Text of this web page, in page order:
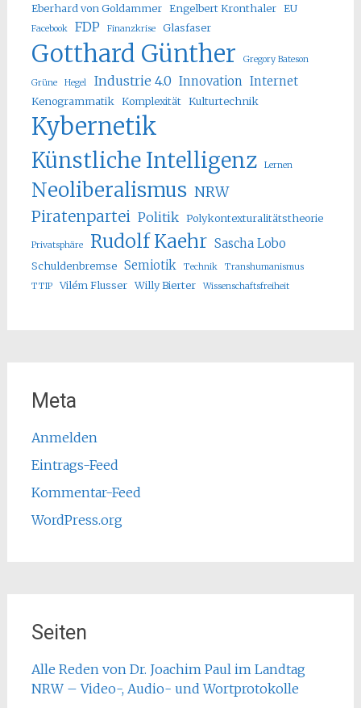
Eberhard von Goldammer Engelbert Kronthaler EU
Facebook FDP Finanzkrise Glasfaser
Gotthard Günther Gregory Bateson
Grüne Hegel Industrie 4.0 Innovation Internet
Kenogrammatik Komplexität Kulturtechnik
Kybernetik
Künstliche Intelligenz Lernen
Neoliberalismus NRW
Piratenpartei Politik Polykontexturalitätstheorie
Privatsphäre Rudolf Kaehr Sascha Lobo
Schuldenbremse Semiotik Technik
Transhumanismus
TTIP
Vilém Flusser Willy Bierter Wissenschaftsfreiheit
Meta
Anmelden
Eintrags-Feed
Kommentar-Feed
WordPress.org
Seiten
Alle Reden von Dr. Joachim Paul im Landtag
NRW – Video-, Audio- und Wortprotokolle